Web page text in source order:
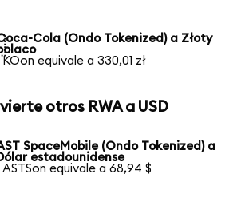
Cola (Ondo Tokenized) a Złoty
KOon equivale a 330,01 zł
otros RWA a USD
SpaceMobile (Ondo Tokenized) a
estadounidense
ASTSon equivale a 68,94 $